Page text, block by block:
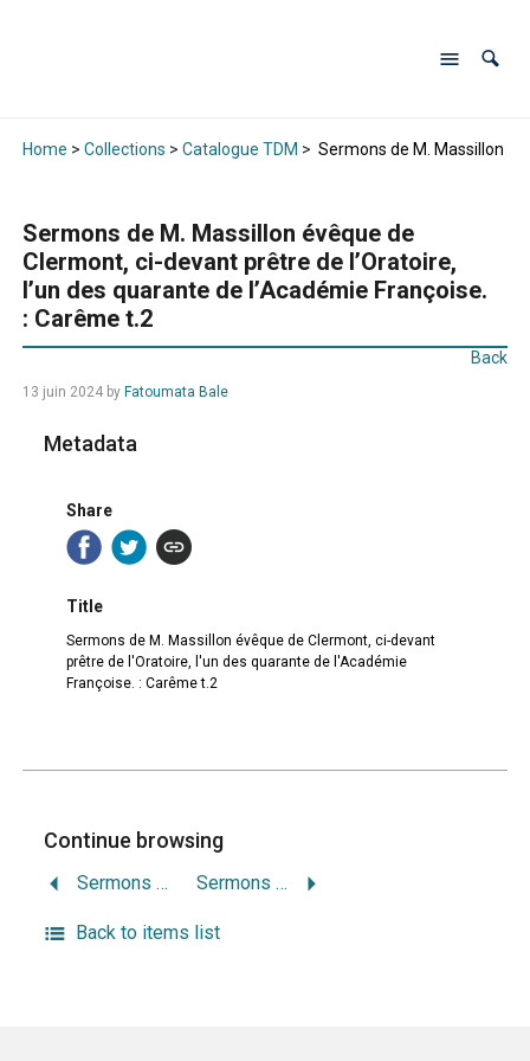
Home > Collections > Catalogue TDM > Sermons de M. Massillon
Sermons de M. Massillon évêque de
Clermont, ci-devant prêtre de l’Oratoire,
l’un des quarante de l’Académie Françoise.
: Carême t.2
Back
13 juin 2024by Fatoumata Bale
Metadata
Share
Title
Sermons de M. Massillon évêque de Clermont, ci-devant
prêtre de l'Oratoire, l'un des quarante de l'Académie
Françoise. : Carême t.2
Continue browsing
Sermons de M. Massillon évêque de Clermont, ci-devant prêtre de l’Oratoire, l’un des quarante de l’Académie Françoise. : Avent Sermons de M. Massillon évêque de Clermont, ci-devant prêtre de l’Oratoire, l’un des quarante de l’Académie Françoise. : Carême t.3
Back to items list